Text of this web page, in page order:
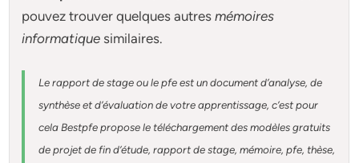
pouvez trouver quelques autresmémoires
informatique similaires.
Le rapport de stage ou le pfe est un document d’analyse, de
synthèse et d’évaluation de votre apprentissage, c’est pour
cela Bestpfepropose le téléchargement des modèles gratuits
de projet de fin d’étude, rapport de stage, mémoire, pfe, thèse,